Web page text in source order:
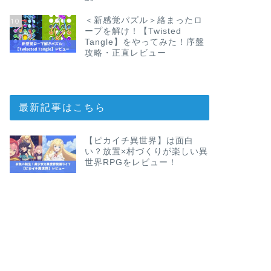
10
＜新感覚パズル＞絡まったロ
ープを解け！【Twisted
Tangle】をやってみた！序盤
攻略・正直レビュー
最新記事はこちら
【ピカイチ異世界】は面白
い？放置×村づくりが楽しい異
世界RPGをレビュー！